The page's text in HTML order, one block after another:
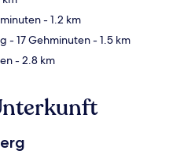
- 1.2 km
- 17 Gehminuten- 1.5 km
- 2.8 km